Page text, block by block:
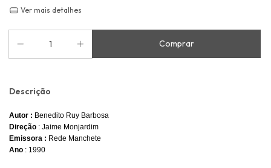
Ver mais detalhes
Descrição
Autor : Benedito Ruy Barbosa
Direção : Jaime Monjardim
Emissora : Rede Manchete
Ano : 1990